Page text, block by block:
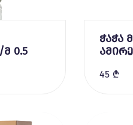
0.5
ჭაჭა
45 ₾